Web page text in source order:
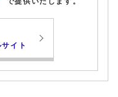
イト